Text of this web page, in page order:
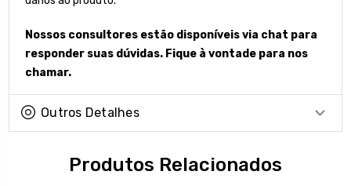
Nossos consultores estão disponíveis via chat para
responder suas dúvidas. Fique à vontade para nos
chamar.
Outros Detalhes
Produtos Relacionados